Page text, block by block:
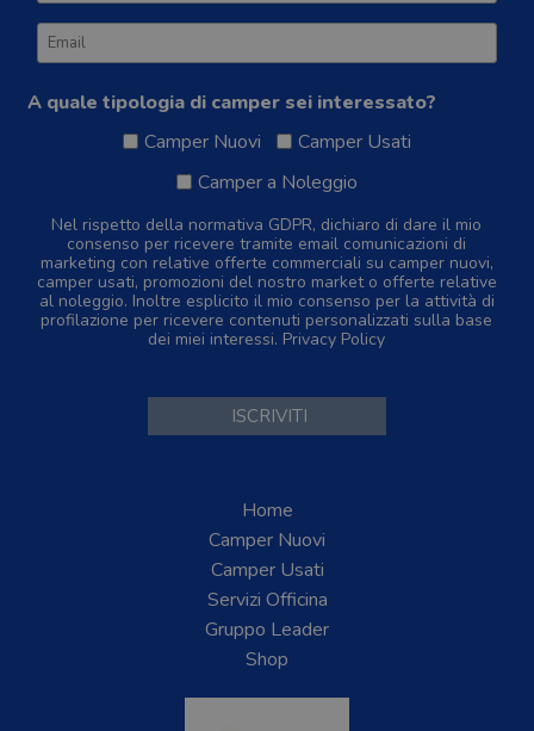
A quale tipologia di camper sei interessato?
Camper Nuovi
Camper Usati
Camper a Noleggio
Nel rispetto della normativa GDPR, dichiaro di dare il mio
consenso per ricevere tramite email comunicazioni di
marketing con relative offerte commerciali su camper nuovi,
camper usati, promozioni del nostro market o offerte relative
al noleggio. Inoltre esplicito il mio consenso per la attività di
profilazione per ricevere contenuti personalizzati sulla base
dei miei interessi. Privacy Policy
Home
Camper Nuovi
Camper Usati
Servizi Officina
Gruppo Leader
Shop